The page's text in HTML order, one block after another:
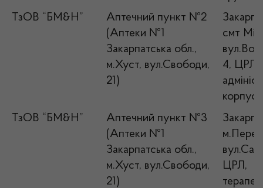
ТзОВ “БМ&Н”
Аптечний пункт №2
(Аптеки №1
Закарпатська обл.,
м.Хуст, вул.Свободи,
21)
смт
4, ЦРЛ,
корпус,
ТзОВ “БМ&Н”
Аптечний пункт №3
(Аптеки №1
Закарпатська обл.,
м.Хуст, вул.Свободи,
21)
ЦРЛ,